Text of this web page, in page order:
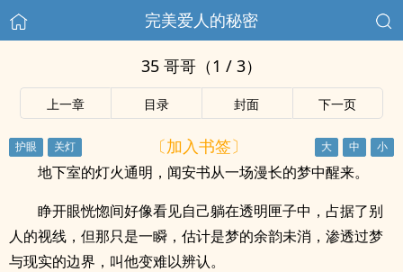
完美爱人的秘密
35 哥哥（1 / 3）
上一章 目录 封面 下一页
〔加入书签〕
地下室的灯火通明，闻安书从一场漫长的梦中醒来。
睁开眼恍惚间好像看见自己躺在透明匣子中，占据了别
人的视线，但那只是一瞬，估计是梦的余韵未消，渗透过梦
与现实的边界，叫他变难以辨认。